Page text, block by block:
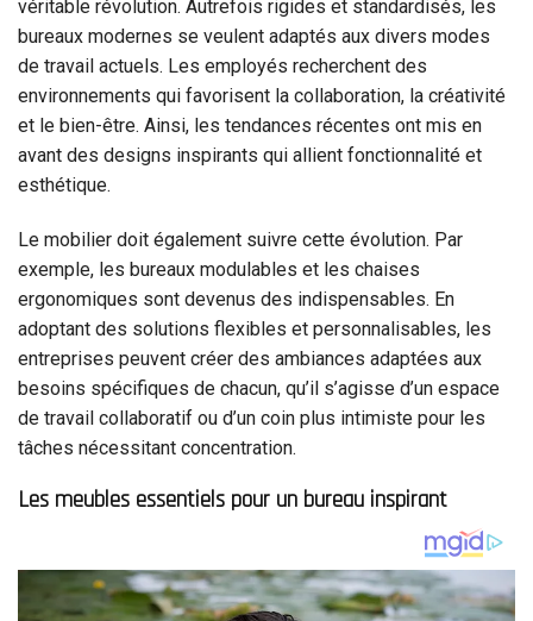
véritable révolution. Autrefois rigides et standardisés, les
bureaux modernes se veulent adaptés aux divers modes
de travail actuels. Les employés recherchent des
environnements qui favorisent la collaboration, la créativité
et le bien-être. Ainsi, les tendances récentes ont mis en
avant des designs inspirants qui allient fonctionnalité et
esthétique.
Le mobilier doit également suivre cette évolution. Par
exemple, les bureaux modulables et les chaises
ergonomiques sont devenus des indispensables. En
adoptant des solutions flexibles et personnalisables, les
entreprises peuvent créer des ambiances adaptées aux
besoins spécifiques de chacun, qu’il s’agisse d’un espace
de travail collaboratif ou d’un coin plus intimiste pour les
tâches nécessitant concentration.
Les meubles essentiels pour un bureau inspirant